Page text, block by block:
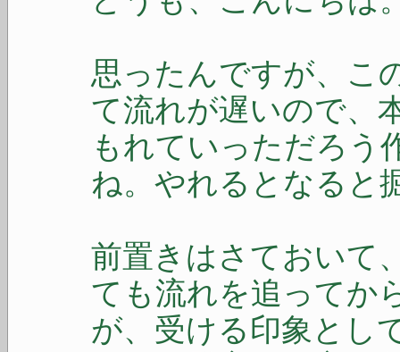
思ったんですが、こ
て流れが遅いので、
もれていっただろう
ね。やれるとなると
前置きはさておいて
ても流れを追ってか
が、受ける印象とし